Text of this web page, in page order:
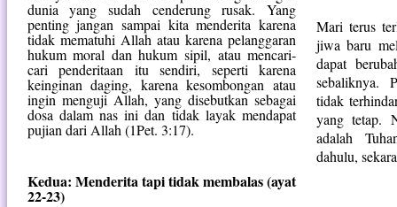
dunia yang sudah cenderung rusak. Yang
penting jangan sampai kita menderita karena
tidak mematuhi Allah atau karena pelanggaran
hukum moral dan hukum sipil, atau mencari-
cari penderitaan itu sendiri, seperti karena
keinginan daging, karena kesombongan atau
ingin menguji Allah, yang disebutkan sebagai
dosa dalam nas ini dan tidak layak mendapat
pujian dari Allah (1Pet. 3:17).
Kedua: Menderita tapi tidak membalas (ayat
22-23)
Mari terus
jiwa baru
dapat
sebaliknya.
tidak
yang tetap.
adalah
dahulu,